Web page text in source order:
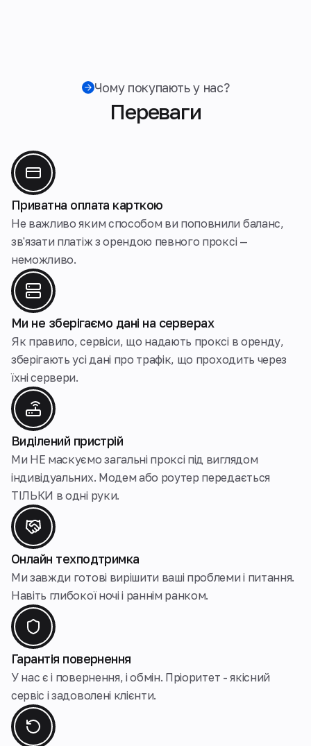
Чому покупають у нас?
Переваги
Приватна оплата карткою
Не важливо яким способом ви поповнили баланс,
зв'язати платіж з орендою певного проксі —
неможливо.
Ми не зберігаємо дані на серверах
Як правило, сервіси, що надають проксі в оренду,
зберігають усі дані про трафік, що проходить через
їхні сервери.
Виділений пристрій
Ми НЕ маскуємо загальнi проксі під виглядом
індивідуальних. Модем або роутер передається
ТІЛЬКИ в одні руки.
Онлайн техподтримка
Ми завжди готові вирішити ваші проблеми і питання.
Навіть глибокої ночі і раннім ранком.
Гарантія повернення
У нас є і повернення, і обмін. Пріоритет - якісний
сервіс і задоволені клієнти.